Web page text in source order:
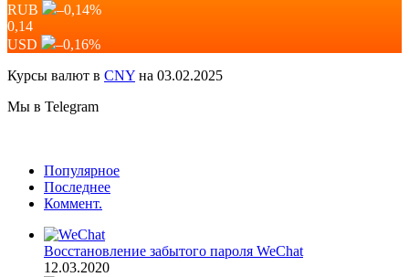
RUB
–0,14%
0,14
USD
–0,16%
Курсы валют в CNY на 03.02.2025
Мы в Telegram
Популярное
Последнее
Коммент.
Восстановление забытого пароля WeChat
12.03.2020